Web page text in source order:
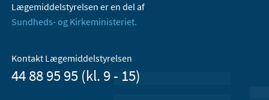
Lægemiddelstyrelsen er en del af
Sundheds- og Kirkeministeriet.
Kontakt Lægemiddelstyrelsen
44 88 95 95 (kl. 9 - 15)